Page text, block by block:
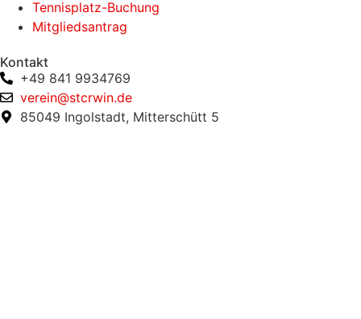
Tennisplatz-Buchung
Mitgliedsantrag
Kontakt
+49 841 9934769
verein@stcrwin.de
85049 Ingolstadt, Mitterschütt 5